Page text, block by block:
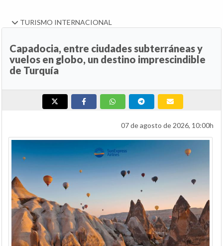
TURISMO INTERNACIONAL
Capadocia, entre ciudades subterráneas y
vuelos en globo, un destino imprescindible
de Turquía
07 de agosto de 2026, 10:00h